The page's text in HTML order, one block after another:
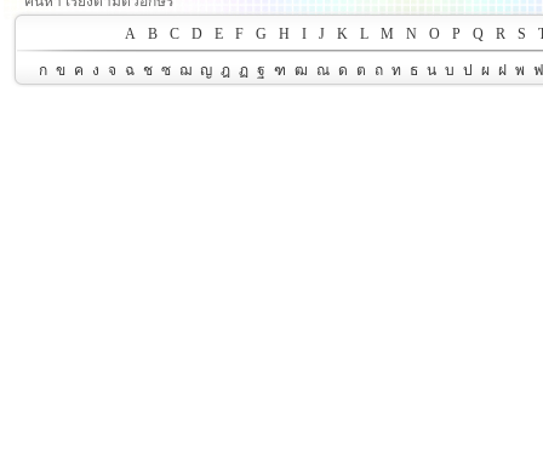
A
B C D E F G H I J K L M N O P Q R S
ก ข ค ง จ ฉ ช ซ ฌ ญ ฎ ฏ ฐ ฑ ฒ ณ ด ต ถ ท ธ น บ ป ผ ฝ พ ฟ